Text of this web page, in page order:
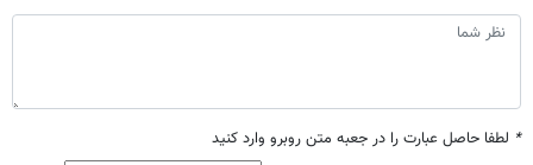
* لطفا حاصل عبارت را در جعبه متن روبرو وارد کنید